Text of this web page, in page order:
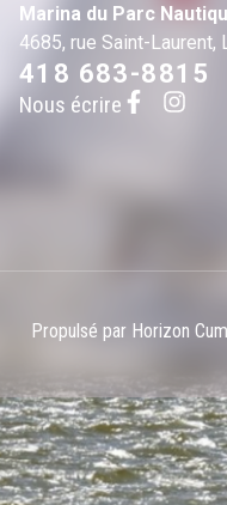
Marina du Parc
4685, rue Saint-Laurent,
418 683-8815
Nous écrire
Propulsé par Horizon